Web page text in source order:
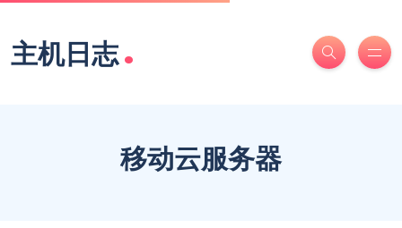
主机日志.
移动云服务器